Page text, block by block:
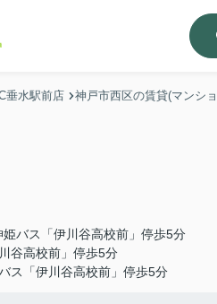
垂水駅前店 神戸市西区の賃貸(マンシ
バス「伊川谷高校前」停歩5分
谷高校前」停歩5分
ス「伊川谷高校前」停歩5分